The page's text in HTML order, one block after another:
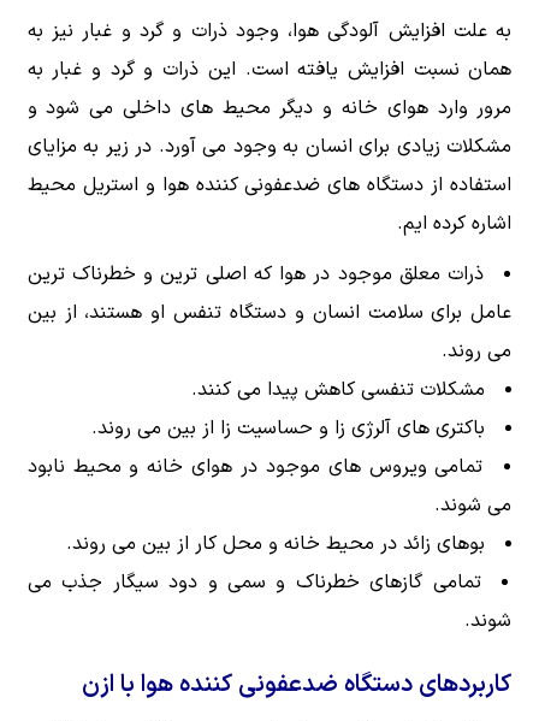
به علت افزایش آلودگی هوا، وجود ذرات و گرد و غبار نیز به
همان نسبت افزایش یافته است. این ذرات و گرد و غبار به
مرور وارد هوای خانه و دیگر محیط های داخلی می شود و
مشکلات زیادی برای انسان به وجود می آورد. در زیر به مزایای
استفاده از دستگاه های ضدعفونی کننده هوا و استریل محیط
اشاره کرده ایم.
ذرات معلق موجود در هوا که اصلی ترین و خطرناک ترین
عامل برای سلامت انسان و دستگاه تنفس او هستند، از بین
می روند.
مشکلات تنفسی کاهش پیدا می کنند.
باکتری های آلرژی زا و حساسیت زا از بین می روند.
تمامی ویروس های موجود در هوای خانه و محیط نابود
می شوند.
بوهای زائد در محیط خانه و محل کار از بین می روند.
تمامی گازهای خطرناک و سمی و دود سیگار جذب می
شوند.
کاربردهای دستگاه ضدعفونی کننده هوا با ازن